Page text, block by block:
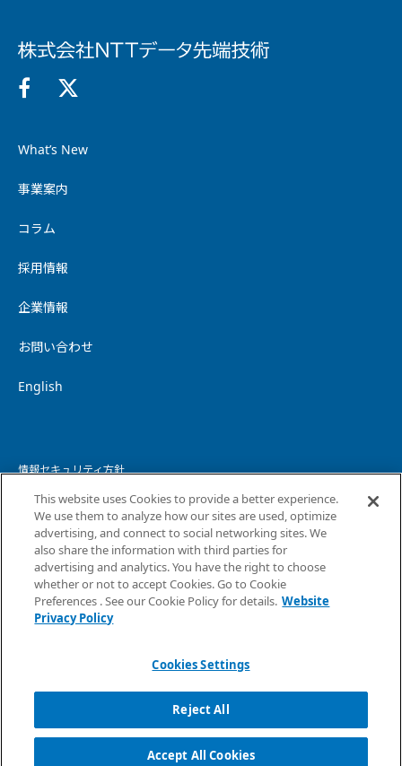
What’s New
事業案内
コラム
採用情報
企業情報
お問い合わせ
English
情報セキュリティ方針
個人情報保護方針
個人情報の取り扱いについて
ウェブサイトプライバシーポリシー
コピーライト・免責事項
This website uses Cookies to provide a better experience.
We use them to analyze how our sites are used, optimize
advertising, and connect to social networking sites. We
also share the information with third parties for
advertising and analytics. You have the right to choose
whether or not to accept Cookies. Go to Cookie
Preferences . See our Cookie Policy for details. Website
Privacy Policy
Cookies Settings
Reject All
Accept All Cookies